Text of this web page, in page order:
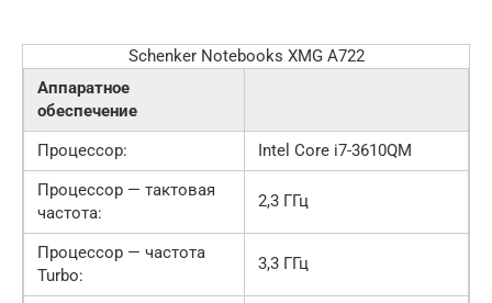
Schenker Notebooks XMG A722
Аппаратное
обеспечение
Процессор:
Intel Core i7-3610QM
Процессор — тактовая
частота:
2,3 ГГц
Процессор — частота
Turbo:
3,3 ГГц